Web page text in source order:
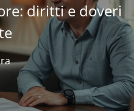
diritti e doveri